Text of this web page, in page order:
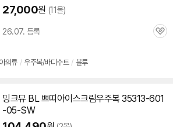
27,000원 (11몰)
26.07. 등록
관
의류 / 우주복/바디수트 / 블루
밍크뮤 BL 쁘띠아이스크림우주복 35313-601
-05-SW